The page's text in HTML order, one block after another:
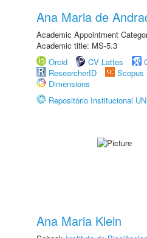
Ana Maria de
Academic Appointment
Academic title: MS-5.3
Orcid
CV Lattes
ResearcherID
Scopus
Dimensions
Repositório Institucional
Ana Maria Klein